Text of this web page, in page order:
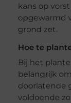
kans op
opgewarmd
grond zet.
Hoe te
Bij het
belangrijk
doorlatende
voldoende